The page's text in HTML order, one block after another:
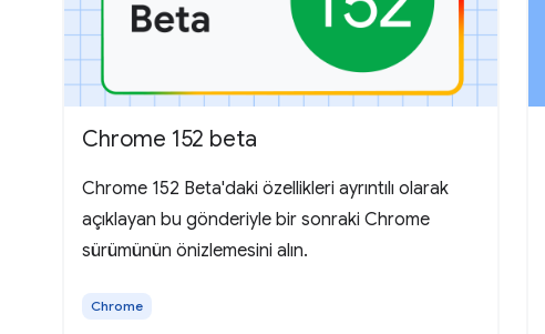
Chrome 152 beta
Chrome 152 Beta'daki özellikleri ayrıntılı olarak
açıklayan bu gönderiyle bir sonraki Chrome
sürümünün önizlemesini alın.
Chrome